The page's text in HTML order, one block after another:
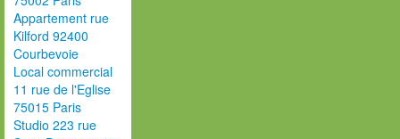
Appartement rue
Kilford 92400
Courbevoie
Local commercial
11 rue de l'Eglise
75015 Paris
Studio 223 rue